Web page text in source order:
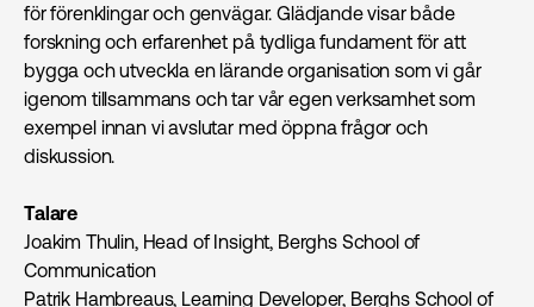
för förenklingar och genvägar. Glädjande visar både
forskning och erfarenhet på tydliga fundament för att
bygga och utveckla en lärande organisation som vi går
igenom tillsammans och tar vår egen verksamhet som
exempel innan vi avslutar med öppna frågor och
diskussion.
Talare
Joakim Thulin, Head of Insight, Berghs School of
Communication
Patrik Hambreaus, Learning Developer, Berghs School of